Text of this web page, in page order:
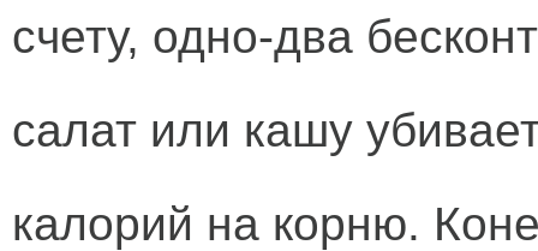
счету, одно-два
салат или кашу
калорий на корню.